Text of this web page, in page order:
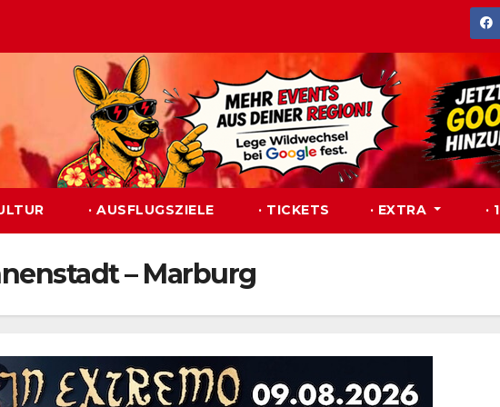
· AUSFLUGSZIELE · TICKETS · EXTRA ·
– Marburg